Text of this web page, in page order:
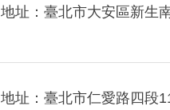
地址：臺北市大安區新生
地址：臺北市仁愛路四段